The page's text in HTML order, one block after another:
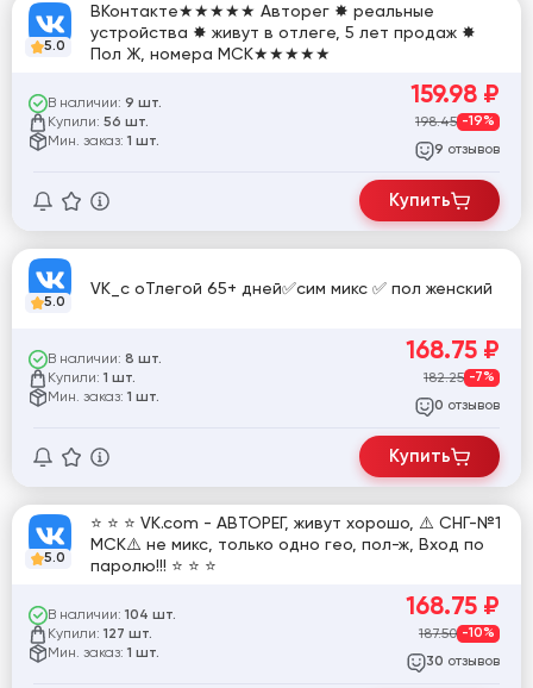
5.0
ВКонтакте★★★★★ Авторег ✸ реальные
устройства ✸ живут в отлеге, 5 лет продаж ✸
Пол Ж, номера МСК★★★★★
В наличии: 9 шт.
Купили: 56 шт.
Мин. заказ: 1 шт.
159.98 ₽
198.45 -19%
9 отзывов
Купить
5.0
VK_с оТлегой 65+ дней✅сим микс ✅ пол женский
В наличии: 8 шт.
Купили: 1 шт.
Мин. заказ: 1 шт.
168.75 ₽
182.25 -7%
0 отзывов
Купить
5.0
⭐️ ⭐️ ⭐️ VK.com - АВТОРЕГ, живут хорошо, ⚠️ СНГ-№1
МСК⚠️ не микс, только одно гео, пол-ж, Вход по
паролю!!! ⭐️ ⭐️ ⭐️
В наличии: 104 шт.
Купили: 127 шт.
Мин. заказ: 1 шт.
168.75 ₽
187.50 -10%
30 отзывов